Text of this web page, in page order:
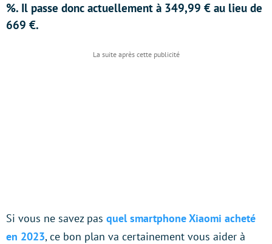
%. Il passe donc actuellement à 349,99 € au lieu de
669 €.
Si vous ne savez pas quel smartphone Xiaomi acheté
en 2023, ce bon plan va certainement vous aider à